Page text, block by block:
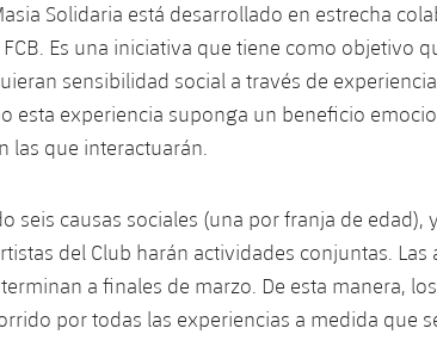
Solidaria está desarrollado en estrecha
Es una iniciativa que tiene como objetivo
sensibilidad social a través de
esta experiencia suponga un beneficio
las que interactuarán.
seis causas sociales (una por franja de edad),
del Club harán actividades conjuntas.
a finales de marzo. De esta manera,
por todas las experiencias a medida que